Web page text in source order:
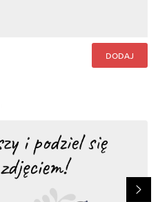
DODAJ